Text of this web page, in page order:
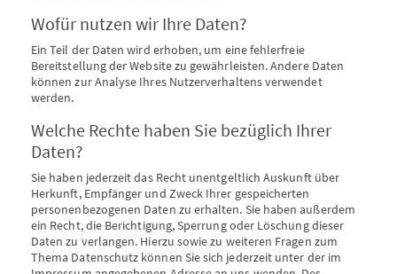
Wofür nutzen wir Ihre Daten?
Ein Teil der Daten wird erhoben, um eine fehlerfreie
Bereitstellung der Website zu gewährleisten. Andere Daten
können zur Analyse Ihres Nutzerverhaltens verwendet
werden.
Welche Rechte haben Sie bezüglich Ihrer
Daten?
Sie haben jederzeit das Recht unentgeltlich Auskunft über
Herkunft, Empfänger und Zweck Ihrer gespeicherten
personenbezogenen Daten zu erhalten. Sie haben außerdem
ein Recht, die Berichtigung, Sperrung oder Löschung dieser
Daten zu verlangen. Hierzu sowie zu weiteren Fragen zum
Thema Datenschutz können Sie sich jederzeit unter der im